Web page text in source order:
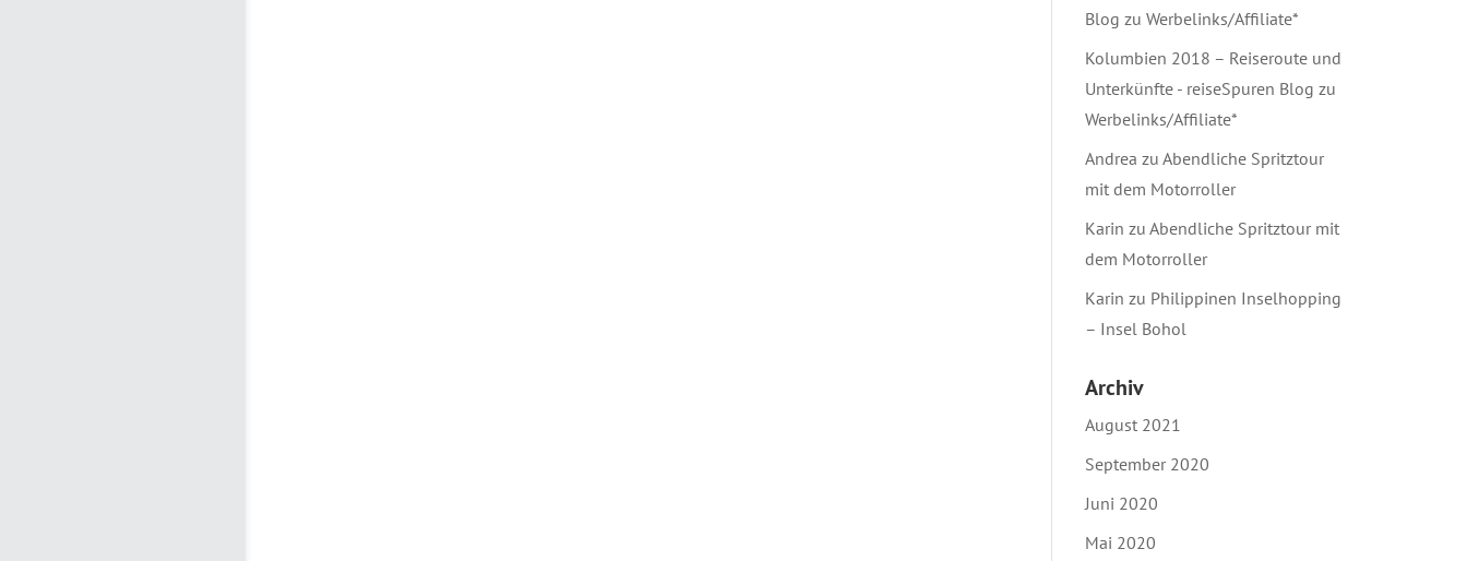
Blog zu Werbelinks/Affiliate*
Kolumbien 2018 – Reiseroute und
Unterkünfte - reiseSpuren Blog zu
Werbelinks/Affiliate*
Andrea zu Abendliche Spritztour
mit dem Motorroller
Karin zu Abendliche Spritztour mit
dem Motorroller
Karin zu Philippinen Inselhopping
– Insel Bohol
Archiv
August 2021
September 2020
Juni 2020
Mai 2020